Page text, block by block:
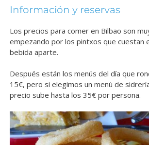
Información y reservas
Los precios para comer en Bilbao son
empezando por los pintxos que cuestan
bebida aparte.
Después están los menús del día que
15€, pero si elegimos un menú de
precio sube hasta los 35€ por persona.